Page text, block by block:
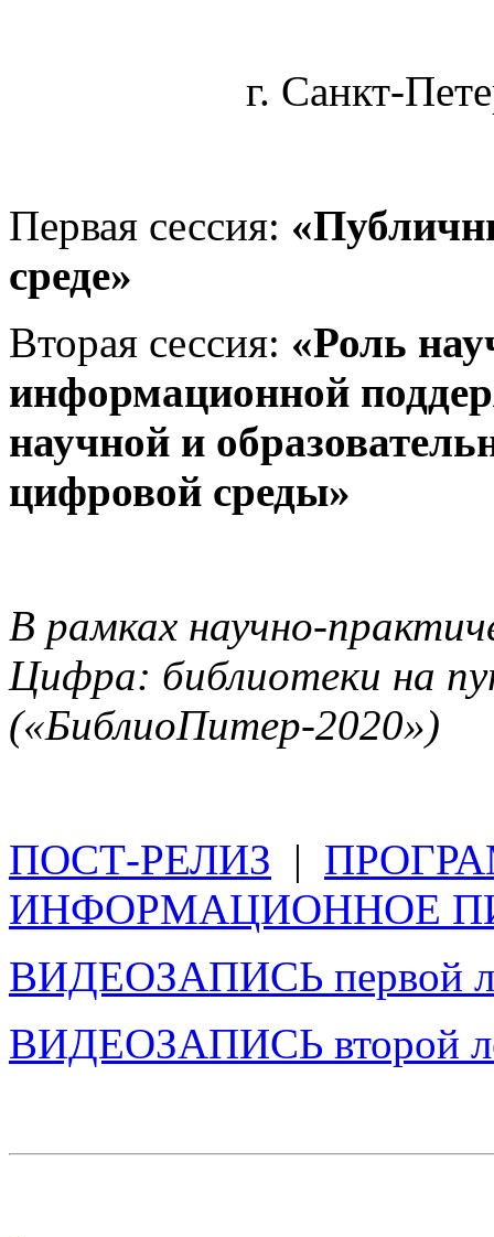
г. Санкт-
Первая сессия: «
среде»
Вторая сессия: «Роль
информационной
научной и
цифровой среды»
В рамках научно-
Цифра: библиотеки на
(«БиблиоПитер-2020»)
ПОСТ-РЕЛИЗ |
ИНФОРМАЦИОННОЕ
ВИДЕОЗАПИСЬ первой
ВИДЕОЗАПИСЬ второй